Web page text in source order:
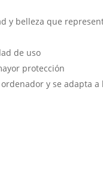
y belleza que
de uso
protección
y se adapta a